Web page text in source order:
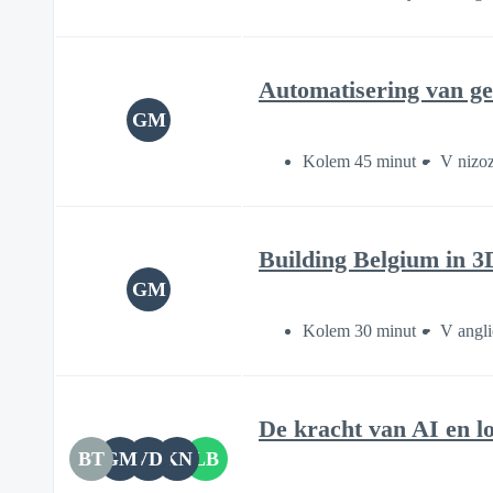
GM
Automatisering van
Kolem 45 minut V
GM
Building Belgium in
Kolem 30 minut V
BTGMVD KN LB
De kracht van AI en